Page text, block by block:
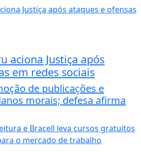
aciona Justiça após
em redes sociais
de publicações e
morais; defesa afirma